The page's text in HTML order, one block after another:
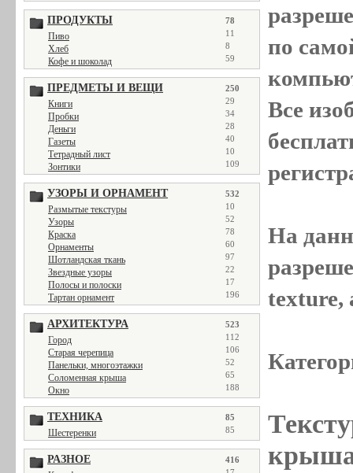
ПРОДУКТЫ 78
Пиво 11
Хлеб 8
Кофе и шоколад 59
ПРЕДМЕТЫ И ВЕЩИ 250
Книги 29
Пробки 34
Деньги 28
Газеты 40
Тетрадный лист 10
Зонтики 109
УЗОРЫ И ОРНАМЕНТ 532
Размытые текстуры 10
Узоры 52
Краска 78
Орнаменты 60
Шотландская ткань 97
Звездные узоры 22
Полосы и полоски 17
Тартан орнамент 196
АРХИТЕКТУРА 523
Город 112
Старая черепица 106
Панельки, многоэтажки 52
Соломенная крыша 65
Окно 188
ТЕХНИКА 85
Шестеренки 85
РАЗНОЕ 416
по
Все
На
texture,
крыша